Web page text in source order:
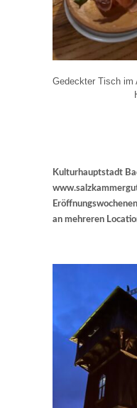
Gedeckter Tisch im
Kulturhauptstadt
an mehreren